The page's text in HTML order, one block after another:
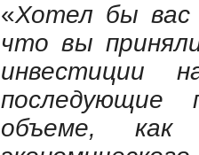
«Хотел бы вас
что вы
объеме,